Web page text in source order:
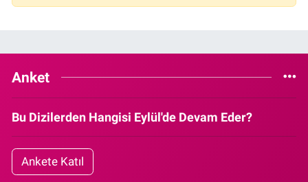
Anket
Bu Dizilerden Hangisi Eylül'de Devam Eder?
Ankete Katıl